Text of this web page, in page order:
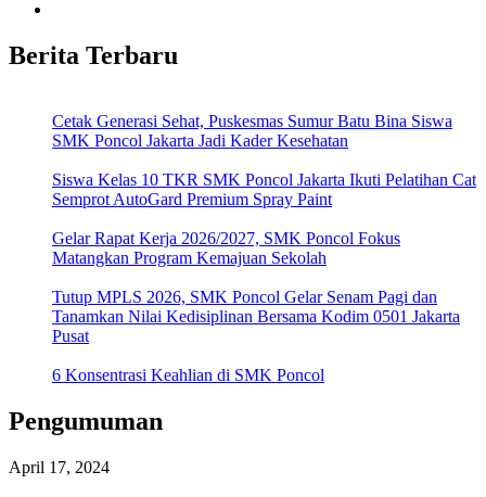
Berita Terbaru
Cetak Generasi Sehat, Puskesmas Sumur Batu Bina Siswa
SMK Poncol Jakarta Jadi Kader Kesehatan
Siswa Kelas 10 TKR SMK Poncol Jakarta Ikuti Pelatihan Cat
Semprot AutoGard Premium Spray Paint
Gelar Rapat Kerja 2026/2027, SMK Poncol Fokus
Matangkan Program Kemajuan Sekolah
Tutup MPLS 2026, SMK Poncol Gelar Senam Pagi dan
Tanamkan Nilai Kedisiplinan Bersama Kodim 0501 Jakarta
Pusat
6 Konsentrasi Keahlian di SMK Poncol
Pengumuman
April 17, 2024